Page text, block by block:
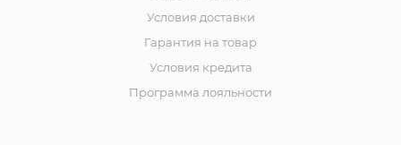
Условия доставки
Гарантия на товар
Условия кредита
Программа лояльности